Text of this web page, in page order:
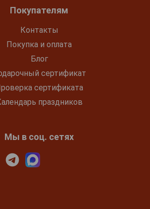
Покупателям
Контакты
Покупка и оплата
Блог
сертификат
сертификата
праздников
Мы в соц. сетях